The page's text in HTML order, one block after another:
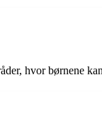
hvor børnene